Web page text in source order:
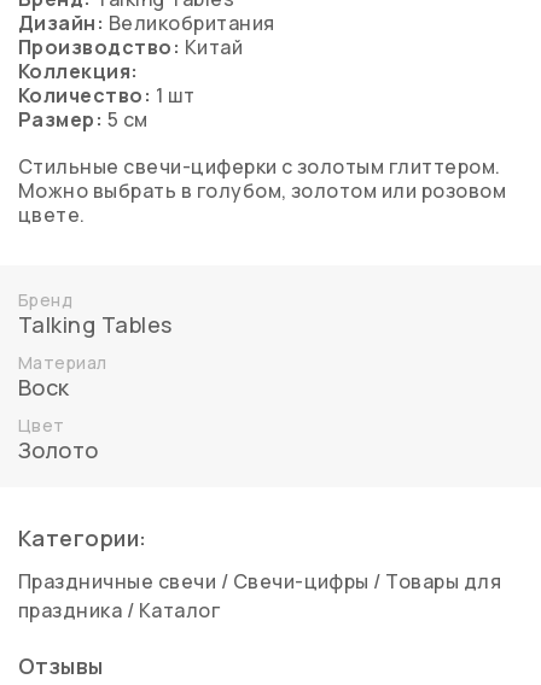
Дизайн: Великобритания
Производство: Китай
Коллекция:
Количество: 1 шт
Размер: 5 см
Стильные свечи-циферки с золотым глиттером.
Можно выбрать в голубом, золотом или розовом
цвете.
Бренд
Talking Tables
Материал
Воск
Цвет
Золото
Категории:
Праздничные свечи / Свечи-цифры / Товары для
праздника / Каталог
Отзывы